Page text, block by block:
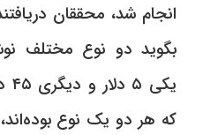
انجام شد، محققان
بگوید دو نوع مختلف
که هر دو یک نوع